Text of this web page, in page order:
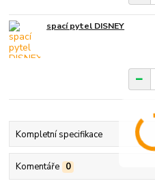
spací pytel DISNEY
Kompletní specifikace
Komentáře 0